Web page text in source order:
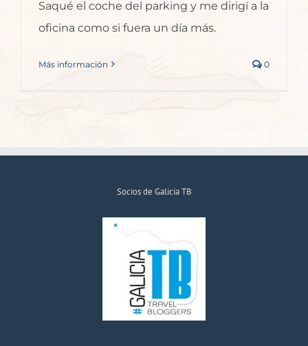
Saqué el coche del parking y me dirigí a la
oficina como si fuera un día más.
Más información 0
Socios de Galicia TB